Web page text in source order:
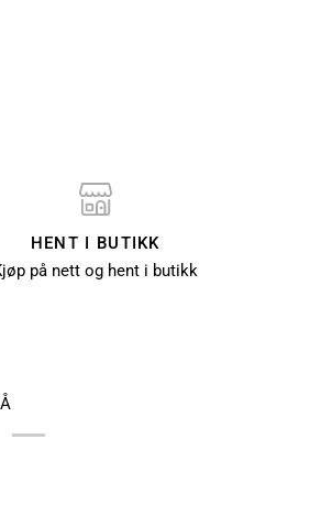
HENT I BUTIKK
på nett og hent i butikk